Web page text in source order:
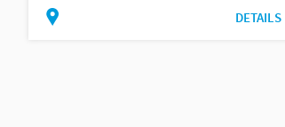
DETAILS